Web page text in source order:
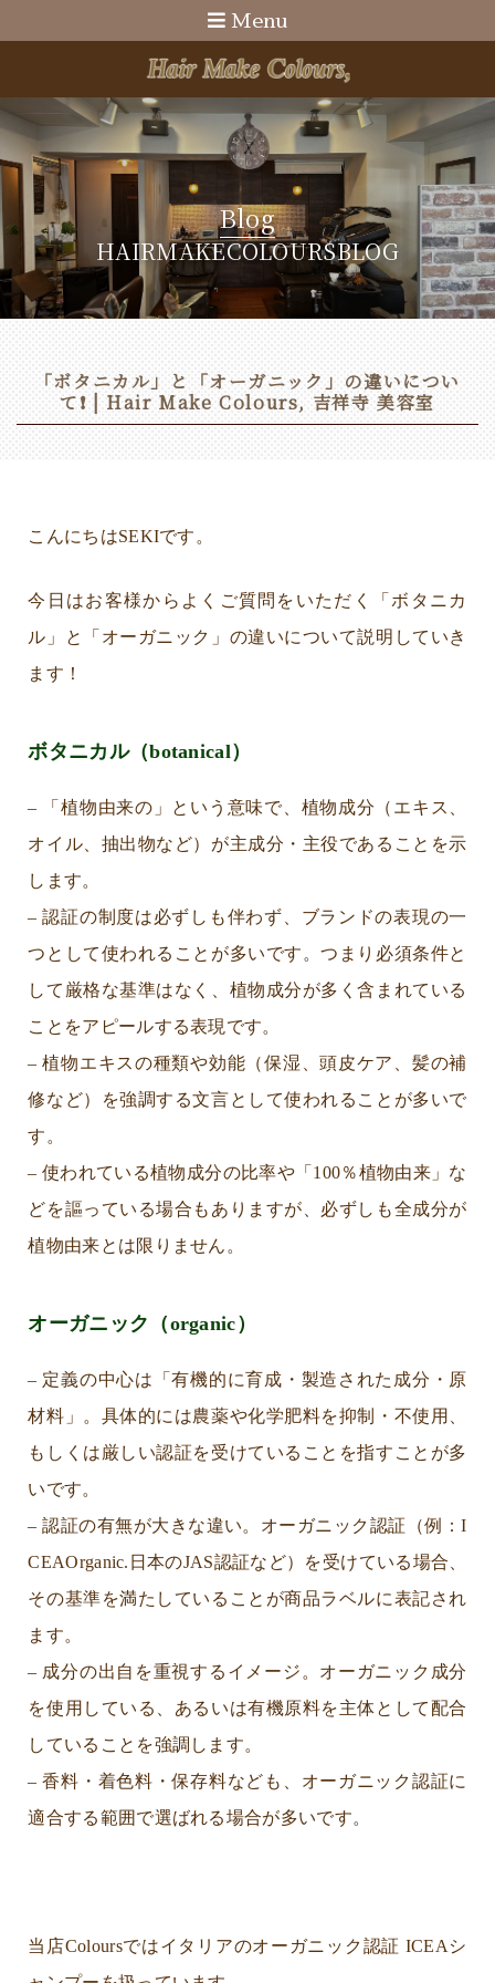
Menu
Blog
HAIRMAKECOLOURSBLOG
「ボタニカル」と「オーガニック」の違いについ
て❗ | Hair Make Colours, 吉祥寺 美容室
こんにちはSEKIです。
今日はお客様からよくご質問をいただく「ボタニカ
ル」と「オーガニック」の違いについて説明していき
ます！
ボタニカル（botanical）
– 「植物由来の」という意味で、植物成分（エキス、
オイル、抽出物など）が主成分・主役であることを示
します。
– 認証の制度は必ずしも伴わず、ブランドの表現の一
つとして使われることが多いです。つまり必須条件と
して厳格な基準はなく、植物成分が多く含まれている
ことをアピールする表現です。
– 植物エキスの種類や効能（保湿、頭皮ケア、髪の補
修など）を強調する文言として使われることが多いで
す。
– 使われている植物成分の比率や「100％植物由来」な
どを謳っている場合もありますが、必ずしも全成分が
植物由来とは限りません。
オーガニック（organic）
– 定義の中心は「有機的に育成・製造された成分・原
材料」。具体的には農薬や化学肥料を抑制・不使用、
もしくは厳しい認証を受けていることを指すことが多
いです。
– 認証の有無が大きな違い。オーガニック認証（例：I
CEAOrganic.日本のJAS認証など）を受けている場合、
その基準を満たしていることが商品ラベルに表記され
ます。
– 成分の出自を重視するイメージ。オーガニック成分
を使用している、あるいは有機原料を主体として配合
していることを強調します。
– 香料・着色料・保存料なども、オーガニック認証に
適合する範囲で選ばれる場合が多いです。
当店Coloursではイタリアのオーガニック認証 ICEAシ